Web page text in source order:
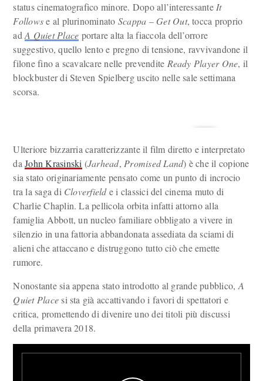
status cinematografico minore. Dopo all’interessante It
Followse al plurinominato Scappa – Get Out, tocca proprio
adA Quiet Place portare alta la fiaccola dell’orrore
suggestivo, quello lento e pregno di tensione, ravvivandone il
filone fino a scavalcare nelle prevendite Ready Player One, il
blockbuster di Steven Spielberg uscito nelle sale settimana
scorsa.
Ulteriore bizzarria caratterizzante il film diretto e interpretato
daJohn Krasinski (Jarhead, Promised Land) è che il copione
sia stato originariamente pensato come un punto di incrocio
tra la saga di Cloverfielde i classici del cinema muto di
Charlie Chaplin. La pellicola orbita infatti attorno alla
famiglia Abbott, un nucleo familiare obbligato a vivere in
silenzio in una fattoria abbandonata assediata da sciami di
alieni che attaccano e distruggono tutto ciò che emette
rumore.
Nonostante sia appena stato introdotto al grande pubblico, A
Quiet Placesi sta già accattivando i favori di spettatori e
critica, promettendo di divenire uno dei titoli più discussi
della primavera 2018.